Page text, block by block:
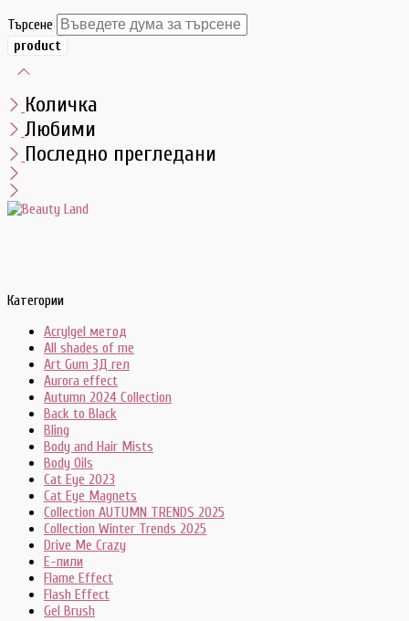
Търсене
Количка
Любими
Последно прегледани
Категории
Acrylgel метод
All shades of me
Art Gum 3Д гел
Aurora effect
Autumn 2024 Collection
Back to Black
Bling
Body and Hair Mists
Body Oils
Cat Eye 2023
Cat Eye Magnets
Collection AUTUMN TRENDS 2025
Collection Winter Trends 2025
Drive Me Crazy
E-пили
Flame Effect
Flash Effect
Gel Brush